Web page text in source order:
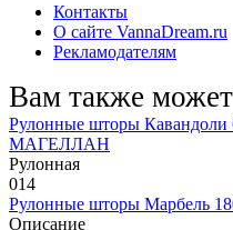
Контакты
О сайте VannaDream.ru
Рекламодателям
Вам также
Рулонные шторы Кавандоли
МАГЕЛЛАН
Рулонная
014
Рулонные шторы Марбель
Описание